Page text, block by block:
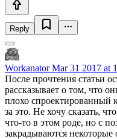
Reply
WorkanatorMar 31 2017 at
После прочтения статьи
рассказывает о том, что
плохо спроектированный
за это. Не хочу сказать,
что-то в этом роде, но с
закрадываются некоторые